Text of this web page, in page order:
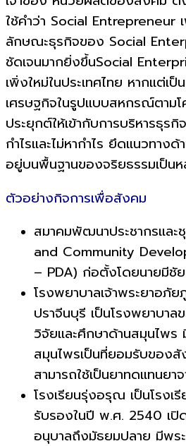
ใช้คำว่า Social Entrepreneur
ลักษณะธุรกิจของ Social
ชัดเจนมากยิ่งขึ้นSocial
เพิ่งใหม่ในประเทศไทย หากแต่เป็
เศรษฐกิจในรูปแบบสหกรณ์ตามโ
ประยุกต์ให้เข้ากับการบริหารธุร
กำไรและไม่หากำไร ยึดแนวทา
อยู่บนพื้นฐานของจริยธรรมเป็นห
ตัวอย่างกิจการเพื่อสังคม
สมาคมพัฒนาประชากรแล
and Community
– PDA) ก่อตั้งโดยนายมีชัย
โรงพยาบาลเจ้าพระยาอภั
ปราจีนบุรี เป็นโรงพยาบาล
วิจัยและศึกษาด้านสมุนไพร
สมุนไพรเป็นที่ยอมรับของสั
สามารถใช้เป็นยาทดแทนยา
โรงเรียนรุ่งอรุณ เป็นโรงเ
รับรองในปี พ.ศ. 2540 เปิ
อนุบาลถึงมัธยมปลาย มีพ